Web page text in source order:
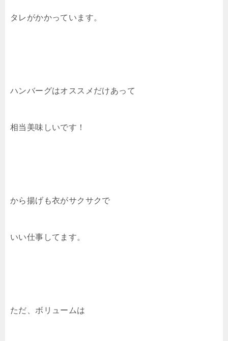
タレがかかっています。
ハンバーグはオススメだけあって
相当美味しいです！
から揚げも衣がサクサクで
いい仕事してます。
ただ、ボリュームは